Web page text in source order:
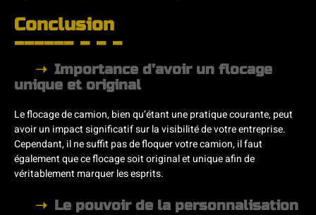
Conclusion
Importance d’avoir un flocage
unique et original
Le flocage de camion, bien qu’étant une pratique courante, peut
avoir un impact significatif sur la visibilité de votre entreprise.
Cependant, il ne suffit pas de floquer votre camion, il faut
également que ce flocage soit original et unique afin de
véritablement marquer les esprits.
Le pouvoir de la personnalisation